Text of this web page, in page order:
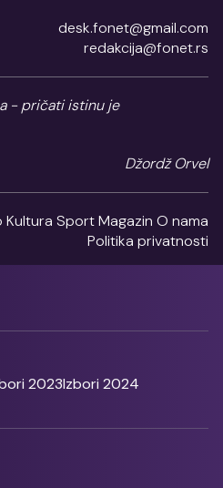
desk.fonet@gmail.com
redakcija@fonet.rs
- pričati istinu je
Džordž Orvel
Kultura SportMagazin O nama
Politika privatnosti
2023Izbori 2024